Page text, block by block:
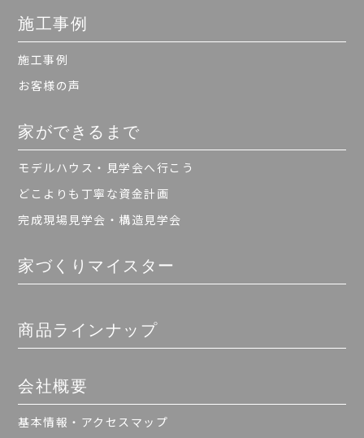
施工事例
施工事例
お客様の声
家ができるまで
モデルハウス・見学会へ行こう
どこよりも丁寧な資金計画
完成現場見学会・構造見学会
家づくりマイスター
商品ラインナップ
会社概要
基本情報・アクセスマップ